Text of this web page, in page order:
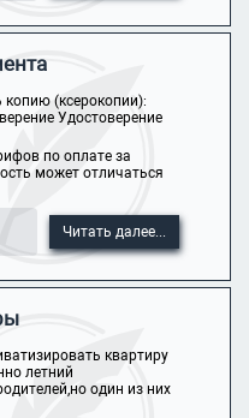
копию (ксерокопии):
Удостоверение
по оплате за
может отличаться
Читать далее...
квартиру
летний
один из них